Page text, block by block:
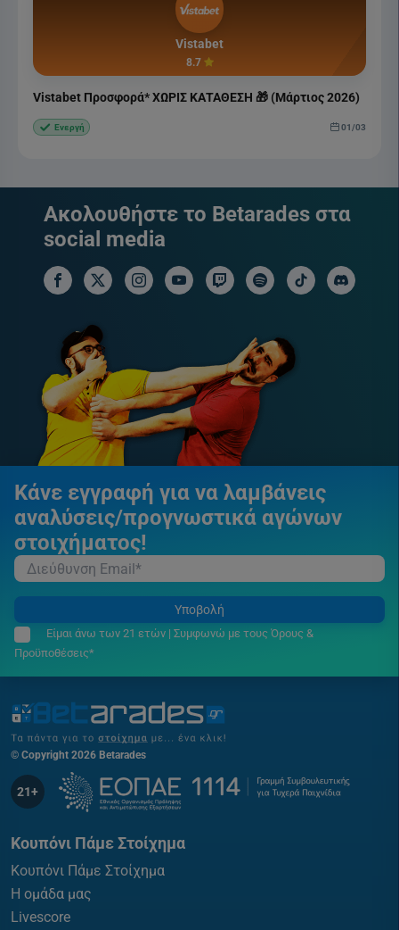
Vistabet
8.7
Vistabet Προσφορά* ΧΩΡΙΣ ΚΑΤΑΘΕΣΗ 🎁 (Μάρτιος 2026)
Ενεργή 01/03
Κάνε εγγραφή για να λαμβάνεις
αναλύσεις/προγνωστικά αγώνων
στοιχήματος!
Υποβολή
Είμαι άνω των 21 ετών | Συμφωνώ με τους Όρους &
Προϋποθέσεις*
Ακολουθήστε το Betarades στα
social media
facebook social link
x social linkinstagram social link
youtube social link
twitch social link
spotify social link
tiktok social link
discord
© Copyright 2026 Betarades
21+
Κουπόνι Πάμε Στοίχημα
Κουπόνι Πάμε Στοίχημα
Η ομάδα μας
Livescore